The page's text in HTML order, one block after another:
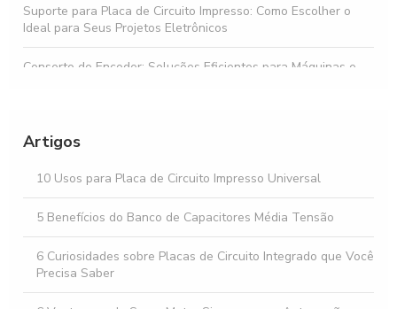
Suporte para Placa de Circuito Impresso: Como Escolher o
Ideal para Seus Projetos Eletrônicos
Conserto de Encoder: Soluções Eficientes para Máquinas e
Como Escolher o Melhor Servo Motor Corrente Alternada
para Sua Aplicação
Artigos
10 Usos para Placa de Circuito Impresso Universal
5 Benefícios do Banco de Capacitores Média Tensão
6 Curiosidades sobre Placas de Circuito Integrado que Você
Precisa Saber